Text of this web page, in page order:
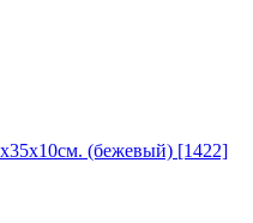
(бежевый) [1422]